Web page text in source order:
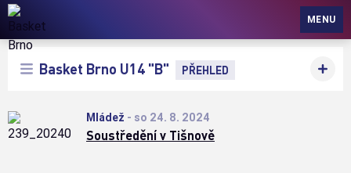
Basket Brno
MENU
Basket Brno U14 "B" PŘEHLED
Mládež - so 24. 8. 2024
Soustředění v Tišnově